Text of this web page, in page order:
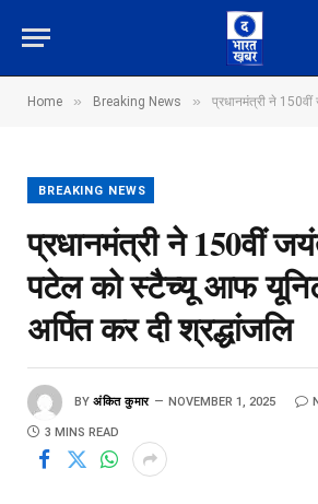
Home » Breaking News » प्रधानमंत्री ने 150वीं जयंती पर सरदार
BREAKING NEWS
प्रधानमंत्री ने 150वीं
पटेल को स्टैच्यू आफ
अर्पित कर दी श्रद्धांजलि
BY अंकित कुमार NOVEMBER 1, 2025
3 MINS READ